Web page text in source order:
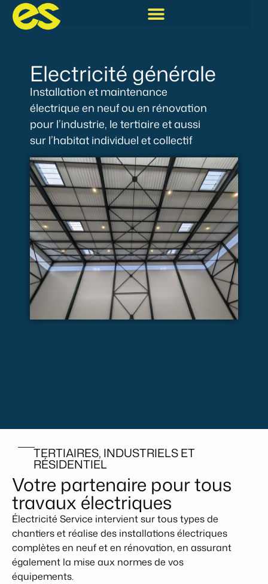
Electricité générale
Installation et maintenance
électrique en neuf ou en rénovation
pour l’industrie, le tertiaire et aussi
sur l’habitat individuel et collectif
TERTIAIRES, INDUSTRIELS ET
RÉSIDENTIEL
Votre partenaire pour tous
travaux électriques
Électricité Service intervient sur tous types de
chantiers et réalise des installations électriques
complètes en neuf et en rénovation, en assurant
également la mise aux normes de vos
équipements.